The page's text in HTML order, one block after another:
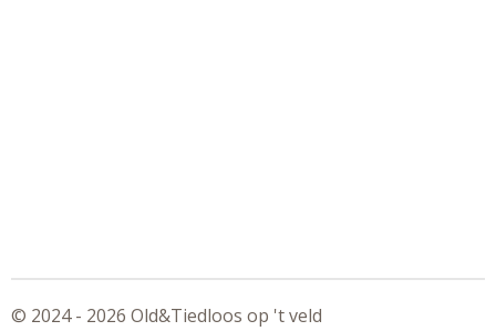
© 2024 - 2026 Old&Tiedloos op 't veld